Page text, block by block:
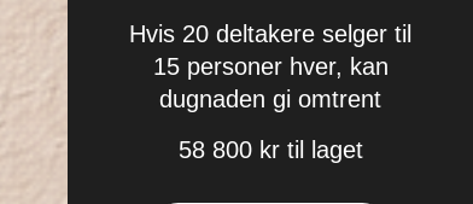
Hvis 20 deltakere selger til
15 personer hver, kan
dugnaden gi omtrent
58 800 kr til laget